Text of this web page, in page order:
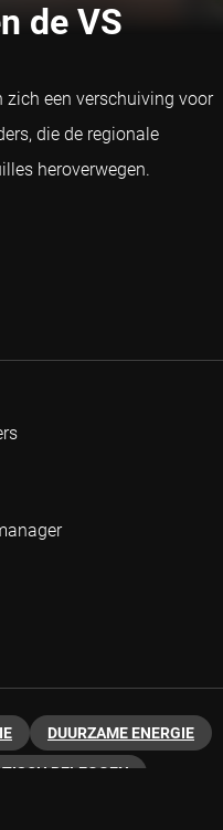
de VS
zich een verschuiving voor
die de regionale
heroverwegen.
DUURZAME ENERGIE
BELEGGEN